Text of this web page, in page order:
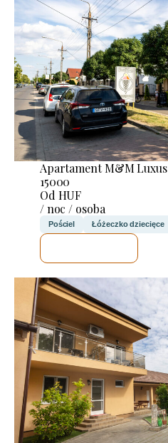
Apartament M&M Luxus
15000
Od HUF
/ noc / osoba
Pościel Łóżeczko dziecięce